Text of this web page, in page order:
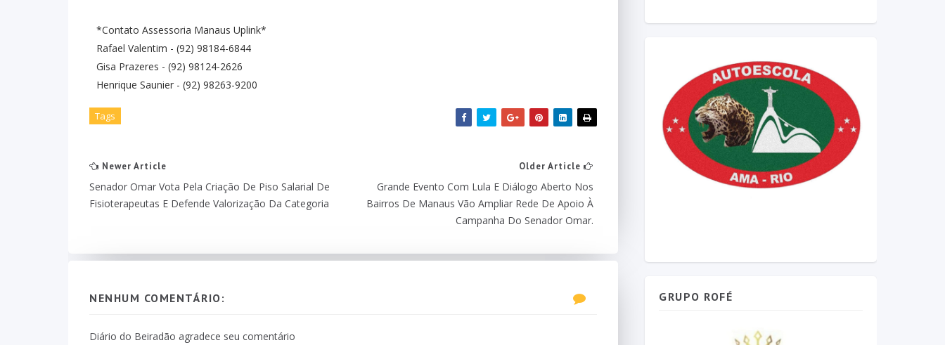
*Contato Assessoria Manaus Uplink*
Rafael Valentim - (92) 98184-6844
Gisa Prazeres - (92) 98124-2626
Henrique Saunier - (92) 98263-9200
Tags
Newer Article
Senador Omar Vota Pela Criação De Piso Salarial De
Fisioterapeutas E Defende Valorização Da Categoria
Older Article
Grande Evento Com Lula E Diálogo Aberto Nos
Bairros De Manaus Vão Ampliar Rede De Apoio À
Campanha Do Senador Omar.
NENHUM COMENTÁRIO:
Diário do Beiradão agradece seu comentário
GRUPO ROFÉ